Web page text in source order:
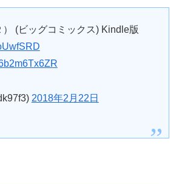
(ビッグコミックス) Kindle版
2018年2月22日